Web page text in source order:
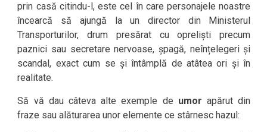
prin casă citindu-l, este cel în care personajele noastre
încearcă să ajungă la un director din Ministerul
Transporturilor, drum presărat cu opreliști precum
paznici sau secretare nervoase, șpagă, neînțelegeri și
scandal, exact cum se și întâmplă de atâtea ori și în
realitate.
Să vă dau câteva alte exemple de umor apărut din
fraze sau alăturarea unor elemente ce stârnesc hazul: